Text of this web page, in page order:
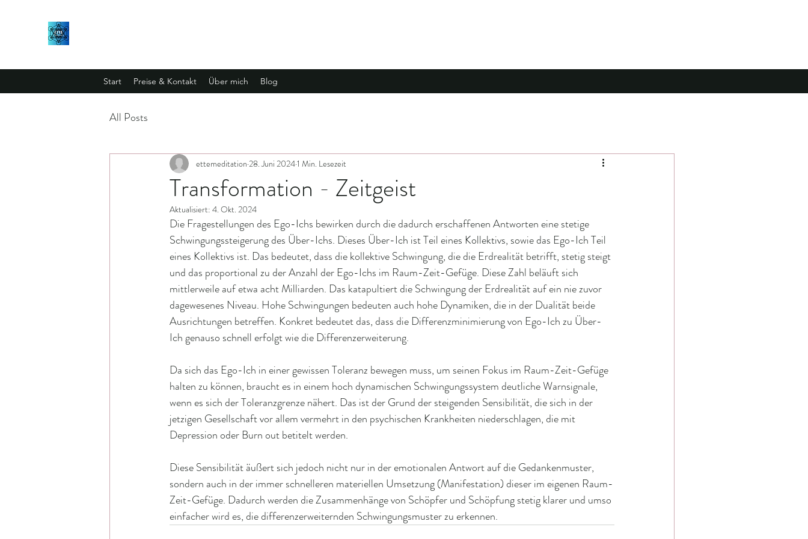
Start Preise & Kontakt Über mich Blog
All Posts
Transformation - Zeitgeist
ettemeditation 28. Juni 20241 Min. Lesezeit
Aktualisiert: 4. Okt. 2024
Die Fragestellungen des Ego-Ichs bewirken durch die dadurch erschaffenen Antworten eine stetige
Schwingungssteigerung des Über-Ichs. Dieses Über-Ich ist Teil eines Kollektivs, sowie das Ego-Ich Teil
eines Kollektivs ist. Das bedeutet, dass die kollektive Schwingung, die die Erdrealität betrifft, stetig steigt
und das proportional zu der Anzahl der Ego-Ichs im Raum-Zeit-Gefüge. Diese Zahl beläuft sich
mittlerweile auf etwa acht Milliarden. Das katapultiert die Schwingung der Erdrealität auf ein nie zuvor
dagewesenes Niveau. Hohe Schwingungen bedeuten auch hohe Dynamiken, die in der Dualität beide
Ausrichtungen betreffen. Konkret bedeutet das, dass die Differenzminimierung von Ego-Ich zu Über-
Ich genauso schnell erfolgt wie die Differenzerweiterung.
Da sich das Ego-Ich in einer gewissen Toleranz bewegen muss, um seinen Fokus im Raum-Zeit-Gefüge
halten zu können, braucht es in einem hoch dynamischen Schwingungssystem deutliche Warnsignale,
wenn es sich der Toleranzgrenze nähert. Das ist der Grund der steigenden Sensibilität, die sich in der
jetzigen Gesellschaft vor allem vermehrt in den psychischen Krankheiten niederschlagen, die mit
Depression oder Burn out betitelt werden.
Diese Sensibilität äußert sich jedoch nicht nur in der emotionalen Antwort auf die Gedankenmuster,
sondern auch in der immer schnelleren materiellen Umsetzung (Manifestation) dieser im eigenen Raum-
Zeit-Gefüge. Dadurch werden die Zusammenhänge von Schöpfer und Schöpfung stetig klarer und umso
einfacher wird es, die differenzerweiternden Schwingungsmuster zu erkennen.